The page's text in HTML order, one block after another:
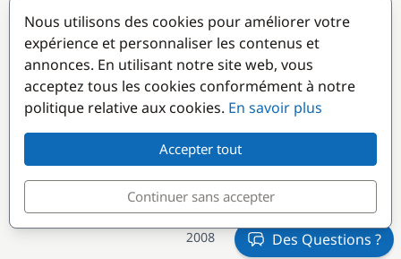
Destinations populaires
© GlobeSailor
Croisières & Location de bateaux depuis
2008
Des Questions ?
Nous utilisons des cookies pour améliorer votre
expérience et personnaliser les contenus et
annonces. En utilisant notre site web, vous
acceptez tous les cookies conformément à notre
politique relative aux cookies. En savoir plus
Accepter tout
Continuer sans accepter